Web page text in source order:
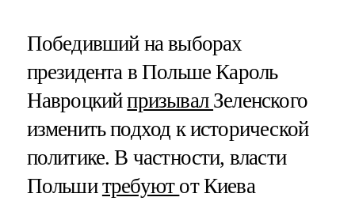
Победивший на выборах
президента в Польше Кароль
Навроцкийпризывал Зеленского
изменить подход к исторической
политике. В частности, власти
Польшитребуют от Киева